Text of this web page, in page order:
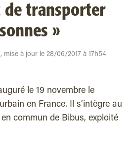
de transporter
»
, mise à jour le 28/06/2017 à 17h54
le 19 novembre le
en France. Il s’intègre au
commun de Bibus, exploité